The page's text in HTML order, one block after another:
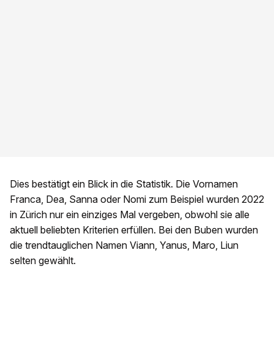
Dies bestätigt ein Blick in die Statistik. Die Vornamen
Franca, Dea, Sanna oder Nomi zum Beispiel wurden 2022
in Zürich nur ein einziges Mal vergeben, obwohl sie alle
aktuell beliebten Kriterien erfüllen. Bei den Buben wurden
die trendtauglichen Namen Viann, Yanus, Maro, Liun
selten gewählt.